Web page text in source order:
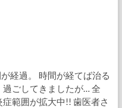
経過。 時間が経てば治る
ごしてきましたが… 全
範囲が拡大中!! 歯医者さ